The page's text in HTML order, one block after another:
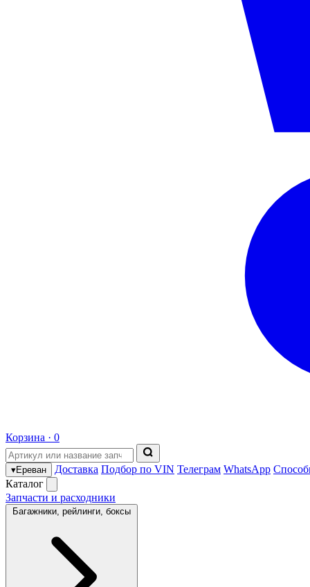
Корзина · 0
▾Ереван Доставка Подбор по VIN Телеграм WhatsApp
Каталог
Запчасти и расходники
Багажники, рейлинги, боксы